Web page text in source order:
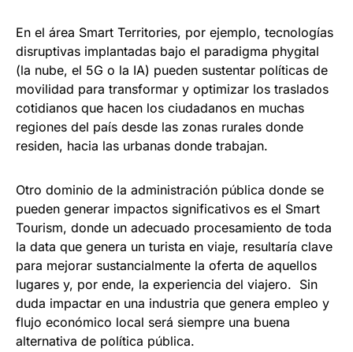
En el área Smart Territories, por ejemplo, tecnologías
disruptivas implantadas bajo el paradigma phygital
(la nube, el 5G o la IA) pueden sustentar políticas de
movilidad para transformar y optimizar los traslados
cotidianos que hacen los ciudadanos en muchas
regiones del país desde las zonas rurales donde
residen, hacia las urbanas donde trabajan.
Otro dominio de la administración pública donde se
pueden generar impactos significativos es el Smart
Tourism, donde un adecuado procesamiento de toda
la data que genera un turista en viaje, resultaría clave
para mejorar sustancialmente la oferta de aquellos
lugares y, por ende, la experiencia del viajero. Sin
duda impactar en una industria que genera empleo y
flujo económico local será siempre una buena
alternativa de política pública.